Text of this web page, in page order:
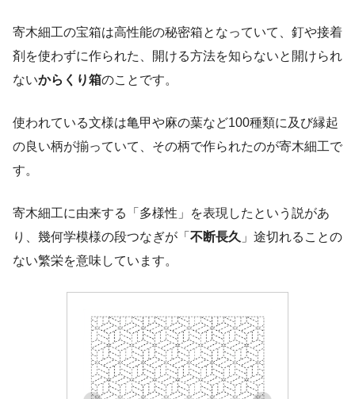
寄木細工の宝箱は高性能の秘密箱となっていて、釘や接着
剤を使わずに作られた、開ける方法を知らないと開けられ
ないからくり箱のことです。
使われている文様は亀甲や麻の葉など100種類に及び縁起
の良い柄が揃っていて、その柄で作られたのが寄木細工で
す。
寄木細工に由来する「多様性」を表現したという説があ
り、幾何学模様の段つなぎが「 不断長久 」途切れることの
ない繁栄を意味しています。